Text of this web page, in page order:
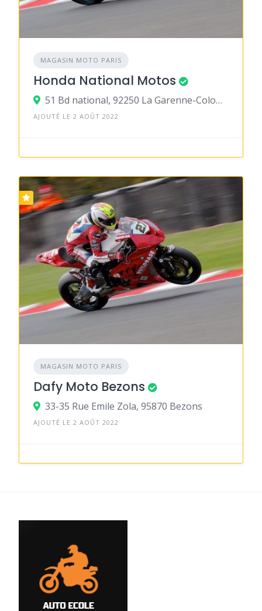
MAGASIN MOTO PARIS
Honda National Motos
51 Bd national, 92250 La Garenne-Colombes
AJOUTÉ LE 2 AOÛT 2022
MAGASIN MOTO PARIS
Dafy Moto Bezons
33-35 Rue Emile Zola, 95870 Bezons
AJOUTÉ LE 2 AOÛT 2022